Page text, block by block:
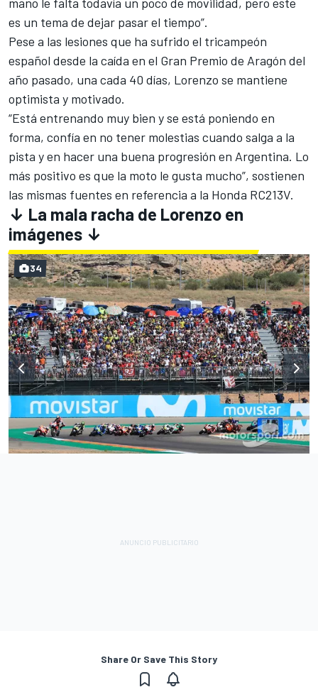
es un tema de dejar pasar el tiempo”.
Pese a las lesiones que ha sufrido el tricampeón
español desde la caída en el Gran Premio de Aragón del
año pasado, una cada 40 días, Lorenzo se mantiene
optimista y motivado.
“Está entrenando muy bien y se está poniendo en
forma, confía en no tener molestias cuando salga a la
pista y en hacer una buena progresión en Argentina. Lo
más positivo es que la moto le gusta mucho”, sostienen
las mismas fuentes en referencia a la Honda RC213V.
↓ La mala racha de Lorenzo en
imágenes ↓
34
Share Or Save This Story